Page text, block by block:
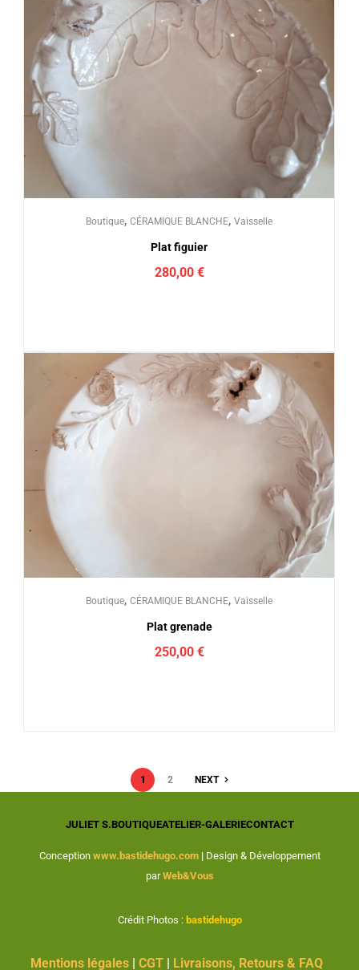
Boutique, CÉRAMIQUE BLANCHE, Vaisselle
Plat figuier
280,00 €
Boutique, CÉRAMIQUE BLANCHE, Vaisselle
Plat grenade
250,00 €
1 2 NEXT
JULIET S.BOUTIQUEATELIER-GALERIECONTACT
Conception www.bastidehugo.com|Design & Développement
par Web&Vous
Crédit Photos : bastidehugo
Mentions légales CGT Livraisons, Retours & FAQ